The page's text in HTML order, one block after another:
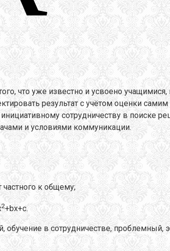
что уже известно и усвоено учащимися,
результат с учётом оценки
инициативному сотрудничеству в поиске
и условиями коммуникации.
частного к общему;
2+bx+c.
обучение в сотрудничестве, проблемный,